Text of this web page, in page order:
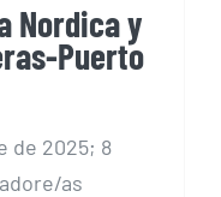
Nordica y
Puerto
de 2025; 8
as